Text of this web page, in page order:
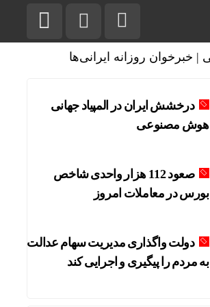
درخشش ایران در المپیاد جهانی
هوش مصنوعی
صعود 112 هزار واحدی شاخص
بورس در معاملات امروز
دولت واگذاری مدیریت سهام عدالت
به مردم را پیگیری و اجرایی کند